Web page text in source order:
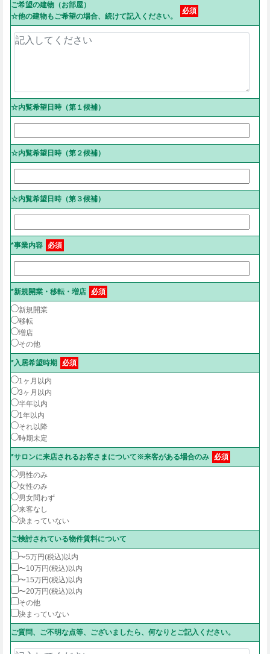
ご希望の建物（お部屋）
☆他の建物もご希望の場合、続けて記入ください。
必須
☆内覧希望日時（第１候補）
☆内覧希望日時（第２候補）
☆内覧希望日時（第３候補）
*事業内容 必須
*新規開業・移転・増店 必須
新規開業
移転
増店
その他
*入居希望時期 必須
1ヶ月以内
3ヶ月以内
半年以内
1年以内
それ以降
時期未定
*サロンに来店されるお客さまについて※来客がある場合のみ 必須
男性のみ
女性のみ
男女問わず
来客なし
決まっていない
ご検討されている物件賃料について
〜5万円(税込)以内
〜10万円(税込)以内
〜15万円(税込)以内
〜20万円(税込)以内
その他
決まっていない
ご質問、ご不明な点等、ございましたら、何なりとご記入ください。